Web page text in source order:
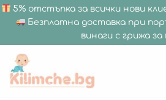
5% отстъпка за всички нови
Безплатна доставка при
винаги с грижа за
Продължете